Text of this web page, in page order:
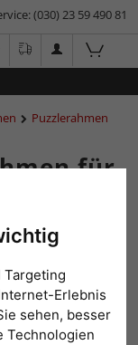
Targeting
Erlebnis
sehen, besser
Technologien
(030) 23 59 490 81
Puzzlerahmen
für